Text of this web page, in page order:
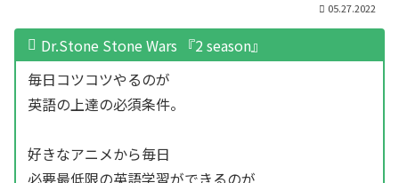
05.27.2022
Dr.Stone Stone Wars 『2 season』
毎日コツコツやるのが
英語の上達の必須条件。
好きなアニメから毎日
必要最低限の英語学習ができるのが